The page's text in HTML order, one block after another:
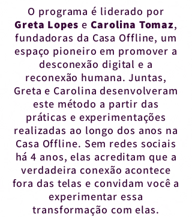
O programa é liderado por
Greta Lopes e Carolina Tomaz,
fundadoras da Casa Offline, um
espaço pioneiro em promover a
desconexão digital e a
reconexão humana. Juntas,
Greta e Carolina desenvolveram
este método a partir das
práticas e experimentações
realizadas ao longo dos anos na
Casa Offline. Sem redes sociais
há 4 anos, elas acreditam que a
verdadeira conexão acontece
fora das telas e convidam você a
experimentar essa
transformação com elas.